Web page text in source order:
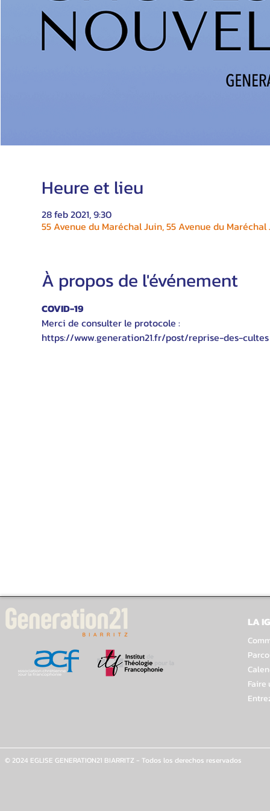
Heure et lieu
28 feb 2021, 9:30
55 Avenue du Maréchal Juin, 55 Avenue du
À propos de l'événement
COVID-19
Merci de consulter le protocole :
https://www.generation21.fr/post/reprise-des-cultes
LA
Faire
© 2024 EGLISE GENERATION21 BIARRITZ - Todos los derechos reservados